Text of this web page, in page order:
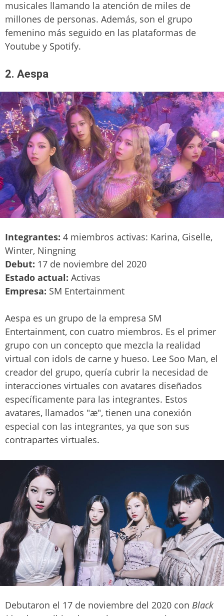
musicales llamando la atención de miles de
millones de personas. Además, son el grupo
femenino más seguido en las plataformas de
Youtube y Spotify.
2. Aespa
Integrantes: 4 miembros activas: Karina, Giselle,
Winter, Ningning
Debut: 17 de noviembre del 2020
Estado actual: Activas
Empresa: SM Entertainment
Aespa es un grupo de la empresa SM
Entertainment, con cuatro miembros. Es el primer
grupo con un concepto que mezcla la realidad
virtual con idols de carne y hueso. Lee Soo Man, el
creador del grupo, quería cubrir la necesidad de
interacciones virtuales con avatares diseñados
específicamente para las integrantes. Estos
avatares, llamados "æ", tienen una conexión
especial con las integrantes, ya que son sus
contrapartes virtuales.
Debutaron el 17 de noviembre del 2020 con Black